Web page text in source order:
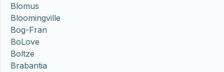
Blomus
Bloomingville
Bog-Fran
BoLove
Boltze
Brabantia